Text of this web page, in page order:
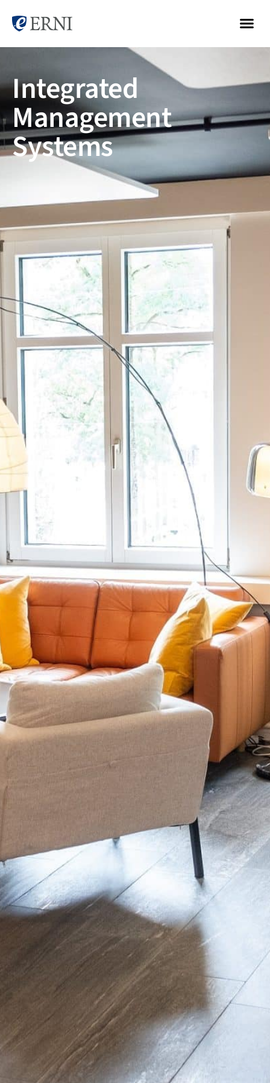
Integrated
Management
Systems